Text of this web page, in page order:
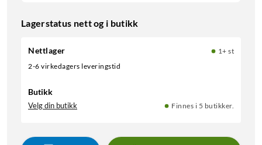
Lagerstatus nett og i butikk
Nettlager
1+ st
2-6 virkedagers leveringstid
Butikk
Velg din butikk Finnes i 5 butikker.